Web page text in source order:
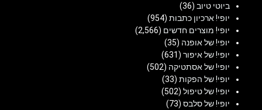
ביוטי טיוב (36)
יופי! ארכיון כתבות (954)
יופי! מוצרים חדשים (2,566)
יופי! של אופנה (35)
יופי! של איפור (631)
יופי! של אסתטיקה (502)
יופי! של הפקות (33)
יופי! של טיפול (502)
יופי! של סלבס (73)